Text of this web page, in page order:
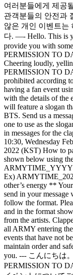
여러분들에게 제공
관객분들의 안전과
않은 개인 이벤트는
다. —- Hello. This is
provide you with
PERMISSION TO
Cheering loudly,
PERMISSION TO
prohibited according
having a fan event
with the details of the
will feature a slogan
BTS. Send us a
one to use as the
in messages for the
10:30, Wednesday
2022 (KST) How to
shown below using
Ex)
other’s energy **
send in your
follow the format.
and in the format
from the artists.
all ARMY entering
events that have not
maintain order and
you. --- こんにちは
PERMISSION TO